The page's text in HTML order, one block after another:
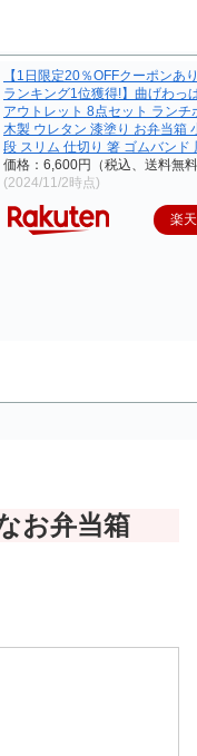
【1日限定20％OFFクーポンあ
ランキング1位獲得!】曲げわっ
アウトレット 8点セット ランチ
木製 ウレタン 漆塗り お弁当箱
段 スリム 仕切り 箸 ゴムバンド
価格：6,600円（税込、送料無
(2024/11/2時点)
楽
お弁当箱